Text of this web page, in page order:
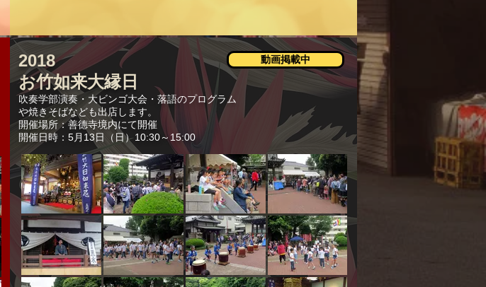
2018
お竹如来大縁日
吹奏学部演奏・大ビンゴ大会・落語のプログラム
や焼きそばなども出店します。
開催場所：善德寺境内にて開催
開催日時：5月13日（日）10:30～15:00
動画掲載中